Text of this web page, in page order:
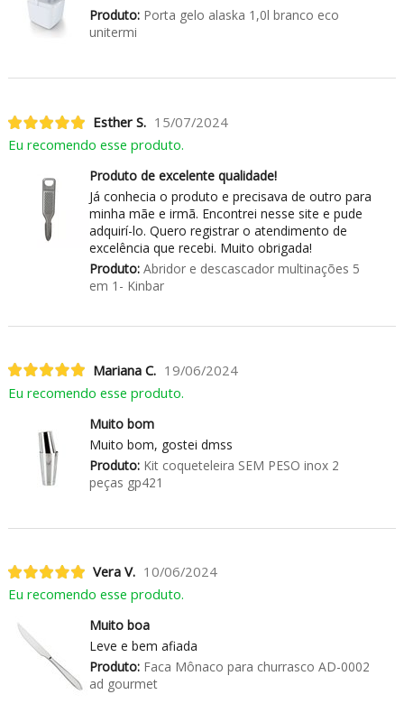
Produto:Porta gelo alaska 1,0l branco eco
unitermi
Esther S. 15/07/2024
Eu recomendo esse produto.
Produto de excelente qualidade!
Já conhecia o produto e precisava de outro para
minha mãe e irmã. Encontrei nesse site e pude
adquirí-lo. Quero registrar o atendimento de
excelência que recebi. Muito obrigada!
Produto:Abridor e descascador multinações 5
em 1- Kinbar
Mariana C. 19/06/2024
Eu recomendo esse produto.
Muito bom
Muito bom, gostei dmss
Produto:Kit coqueteleira SEM PESO inox 2
peças gp421
Vera V. 10/06/2024
Eu recomendo esse produto.
Muito boa
Leve e bem afiada
Produto:Faca Mônaco para churrasco AD-0002
ad gourmet